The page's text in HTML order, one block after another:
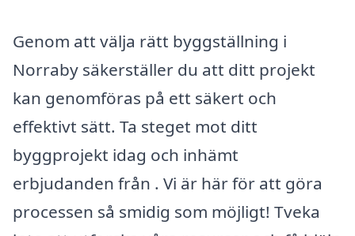
Genom att välja rätt byggställning i
Norraby säkerställer du att ditt projekt
kan genomföras på ett säkert och
effektivt sätt. Ta steget mot ditt
byggprojekt idag och inhämt
erbjudanden från . Vi är här för att göra
processen så smidig som möjligt! Tveka